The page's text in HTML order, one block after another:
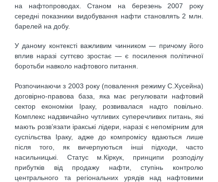
на нафтопроводах. Станом на березень 2007 року
середні показники видобування нафти становлять 2 млн.
барелей на добу.
У даному контексті важливим чинником — причому його
вплив наразі суттєво зростає — є посилення політичної
боротьби навколо нафтового питання.
Розпочинаючи з 2003 року (повалення режиму С.Хусейна)
договірно-правова база, яка має регулювати нафтовий
сектор економіки Іраку, розвивалася надто повільно.
Комплекс надзвичайно чутливих суперечливих питань, які
мають розв’язати іракські лідери, наразі є непомірним для
суспільства Іраку, адже до компромісу вдаються лише
після того, як вичерпуються інші підходи, часто
насильницькі. Статус м.Кіркук, принципи розподілу
прибутків від продажу нафти, ступінь контролю
центрального та регіональних урядів над нафтовими